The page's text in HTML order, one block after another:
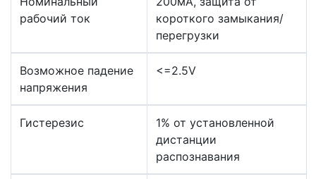
рабочий ток
короткого замыкания/
перегрузки
Возможное падение
напряжения
<=2.5V
Гистерезис
1% от установленной
дистанции
распознавания